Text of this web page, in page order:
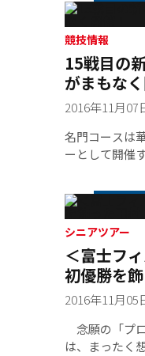
治はせず、ラ
優先させてい
競技情報
15戦目の
がまもなく
2016年11月07
名門コースは
ーとして開催
コースで、
会はプロ６０
ローガンに「
アゴルフを地
る。コースは
トーナメント
の新しい戦い
は こちら＞
シニアツアー
＜富士フ
初優勝を
ト、よかっ
2016年11月05
念願の「プ
は、まったく